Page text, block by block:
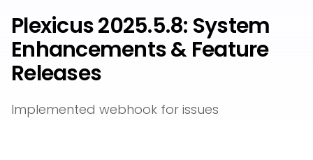
Plexicus 2025.5.8: System
Enhancements & Feature
Releases
Implemented webhook for issues